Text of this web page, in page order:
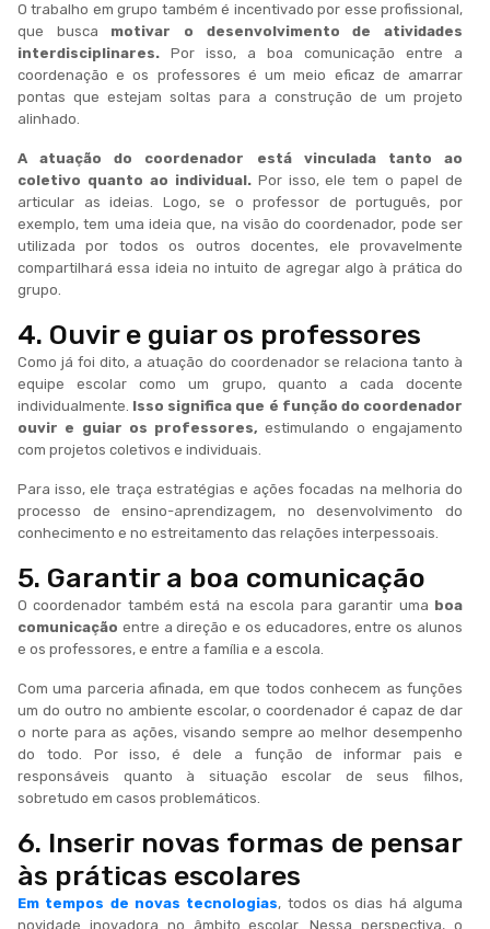
O trabalho em grupo também é incentivado por esse profissional,
que busca motivar o desenvolvimento de atividades
interdisciplinares. Por isso, a boa comunicação entre a
coordenação e os professores é um meio eficaz de amarrar
pontas que estejam soltas para a construção de um projeto
alinhado.
A atuação do coordenador está vinculada tanto ao
coletivo quanto ao individual.Por isso, ele tem o papel de
articular as ideias. Logo, se o professor de português, por
exemplo, tem uma ideia que, na visão do coordenador, pode ser
utilizada por todos os outros docentes, ele provavelmente
compartilhará essa ideia no intuito de agregar algo à prática do
grupo.
4. Ouvir e guiar os professores
Como já foi dito, a atuação do coordenador se relaciona tanto à
equipe escolar como um grupo, quanto a cada docente
individualmente. Isso significa que é função do coordenador
ouvir e guiar os professores, estimulando o engajamento
com projetos coletivos e individuais.
Para isso, ele traça estratégias e ações focadas na melhoria do
processo de ensino-aprendizagem, no desenvolvimento do
conhecimento e no estreitamento das relações interpessoais.
5. Garantir a boa comunicação
O coordenador também está na escola para garantir uma boa
comunicação entre a direção e os educadores, entre os alunos
e os professores, e entre a família e a escola.
Com uma parceria afinada, em que todos conhecem as funções
um do outro no ambiente escolar, o coordenador é capaz de dar
o norte para as ações, visando sempre ao melhor desempenho
do todo. Por isso, é dele a função de informar pais e
responsáveis quanto à situação escolar de seus filhos,
sobretudo em casos problemáticos.
6. Inserir novas formas de pensar
às práticas escolares
Em tempos de novas tecnologias, todos os dias há alguma
novidade inovadora no âmbito escolar. Nessa perspectiva, o